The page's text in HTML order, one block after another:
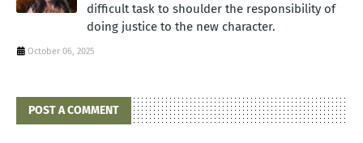
difficult task to shoulder the responsibility of
doing justice to the new character.
October 06, 2025
POST A COMMENT